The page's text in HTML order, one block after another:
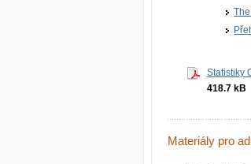
Statistiky
418.7 kB
Materiály pro